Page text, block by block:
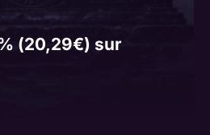
(20,29€) sur